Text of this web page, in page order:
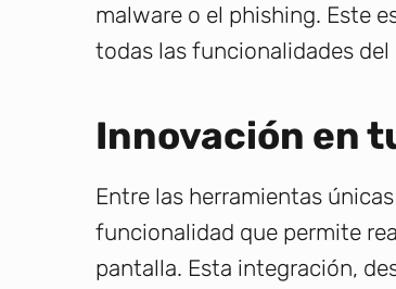
malware o el phishing. Este
todas las funcionalidades
Innovación en
Entre las herramientas
funcionalidad que permite
pantalla. Esta integración,